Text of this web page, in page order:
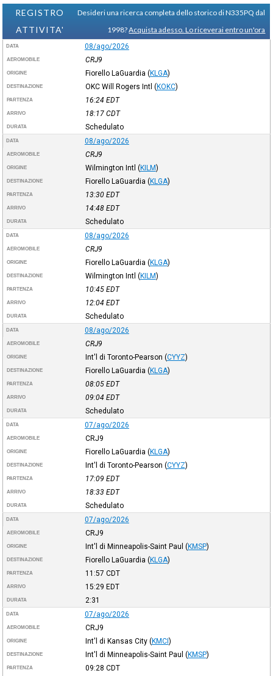
REGISTRO
ATTIVITA'
Desideri una ricerca completa dello storico di N335PQ dal
1998?Acquista adesso. Lo riceverai entro un'ora
DATA 08/ago/2026
AEROMOBILE CRJ9
ORIGINE Fiorello LaGuardia (KLGA)
DESTINAZIONE OKC Will Rogers Intl (KOKC)
PARTENZA 16:24 EDT
ARRIVO 18:17 CDT
DURATA Schedulato
DATA 08/ago/2026
AEROMOBILE CRJ9
ORIGINE Wilmington Intl (KILM)
DESTINAZIONE Fiorello LaGuardia (KLGA)
PARTENZA 13:30 EDT
ARRIVO 14:48 EDT
DURATA Schedulato
DATA 08/ago/2026
AEROMOBILE CRJ9
ORIGINE Fiorello LaGuardia (KLGA)
DESTINAZIONE Wilmington Intl (KILM)
PARTENZA 10:45 EDT
ARRIVO 12:04 EDT
DURATA Schedulato
DATA 08/ago/2026
AEROMOBILE CRJ9
ORIGINE Int'l di Toronto-Pearson (CYYZ)
DESTINAZIONE Fiorello LaGuardia (KLGA)
PARTENZA 08:05 EDT
ARRIVO 09:04 EDT
DURATA Schedulato
DATA 07/ago/2026
AEROMOBILE CRJ9
ORIGINE Fiorello LaGuardia (KLGA)
DESTINAZIONE Int'l di Toronto-Pearson (CYYZ)
PARTENZA 17:09 EDT
ARRIVO 18:33 EDT
DURATA Schedulato
DATA 07/ago/2026
AEROMOBILE CRJ9
ORIGINE Int'l di Minneapolis-Saint Paul (KMSP)
DESTINAZIONE Fiorello LaGuardia (KLGA)
PARTENZA 11:57 CDT
ARRIVO 15:29 EDT
DURATA 2:31
DATA 07/ago/2026
AEROMOBILE CRJ9
ORIGINE Int'l di Kansas City (KMCI)
DESTINAZIONE Int'l di Minneapolis-Saint Paul (KMSP)
PARTENZA 09:28 CDT